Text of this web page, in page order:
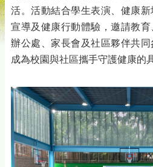
活。活動結合學生表演、健康
宣導及健康行動體驗，邀請教
辦公處、家長會及社區夥伴共同
成為校園與社區攜手守護健康的